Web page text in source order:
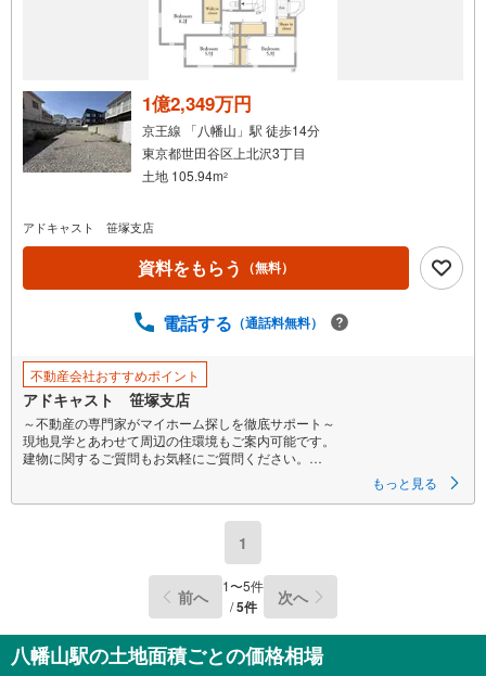
1億2,349万円
京王線 「八幡山」駅 徒歩14分
東京都世田谷区上北沢3丁目
土地 105.94m2
アドキャスト 笹塚支店
資料をもらう （無料）
電話する （通話料無料）
不動産会社おすすめポイント
アドキャスト 笹塚支店
～不動産の専門家がマイホーム探しを徹底サポート～
現地見学とあわせて周辺の住環境もご案内可能です。
建物に関するご質問もお気軽にご質問ください。
【営業時間9:00～19:00】
物件見学、ローン相談、その他些細なことでもご相談ください
〇気軽にご案内やご来店できるポイント〇
【1】キッズルームあり。お子様にはおもちゃ、絵本などのご用意をしてい
ますので、お子様連れでもお気軽にご来店ください。
【2】ご条件に近い物件も合わせてご紹介をさせて頂きます。近隣物件やご
希望に合わせてその他の物件もご用意をさせて頂きます。
【3】ご連絡の方法は、お客様のご希望に合わせてショートメールやLINEで
のやり取りも大丈夫です。
もっと見る
1
前へ 1〜5件
/5件 次へ
八幡山駅の土地面積ごとの価格相場